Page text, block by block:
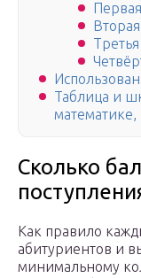
Таблица и
Сколько
Как правило
абитуриентов и
минимальному